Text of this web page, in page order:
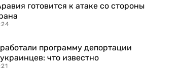
готовится к атаке со стороны
программу депортации
что известно